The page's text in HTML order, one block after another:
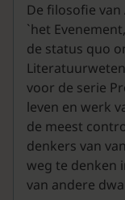
De filosofie
`het
de status quo
voor de serie
leven en werk
de meest
denkers van
weg te denken
van andere